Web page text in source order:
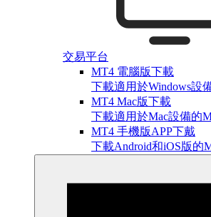
交易平台
MT4 電腦版下載
下載適用於Windows設
MT4 Mac版下載
下載適用於Mac設備的
MT4 手機版APP下戴
下載Android和iOS版的